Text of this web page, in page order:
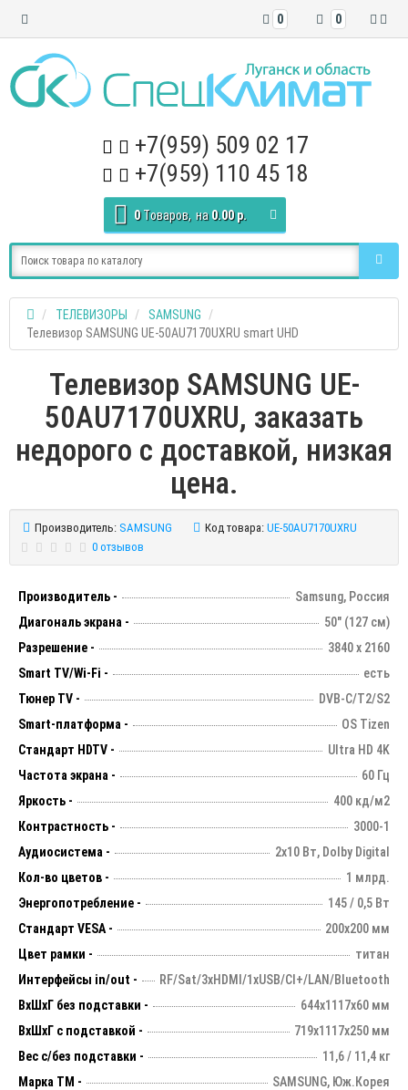
0
0
+7(959) 509 02 17
+7(959) 110 45 18
0 Tоваров, на 0.00 р.
ТЕЛЕВИЗОРЫ
SAMSUNG
Телевизор SAMSUNG UE-50AU7170UXRU smart UHD
Телевизор SAMSUNG UE-
50AU7170UXRU, заказать
недорого с доставкой, низкая
цена.
Производитель: SAMSUNG Код товара: UE-50AU7170UXRU
0 отзывов
Производитель -
Samsung, Россия
Диагональ экрана -
50" (127 см)
Разрешение -
3840 х 2160
Smart TV/Wi-Fi -
есть
Тюнер TV -
DVB-C/T2/S2
Smart-платформа -
OS Tizen
Стандарт HDTV -
Ultra HD 4K
Частота экрана -
60 Гц
Яркость -
400 кд/м2
Контрастность -
3000-1
Аудиосистема -
2х10 Вт, Dolby Digital
Кол-во цветов -
1 млрд.
Энергопотребление -
145 / 0,5 Вт
Стандарт VESA -
200х200 мм
Цвет рамки -
титан
Интерфейсы in/out -
RF/Sat/3xHDMI/1xUSB/CI+/LAN/Bluetooth
ВхШхГ без подставки -
644х1117х60 мм
ВхШхГ с подставкой -
719х1117х250 мм
Вес с/без подставки -
11,6 / 11,4 кг
Марка ТМ -
SAMSUNG, Юж.Корея